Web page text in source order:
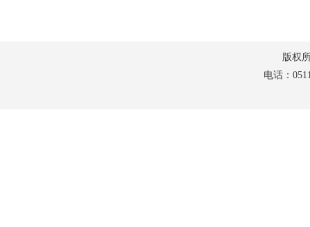
版权
电话：